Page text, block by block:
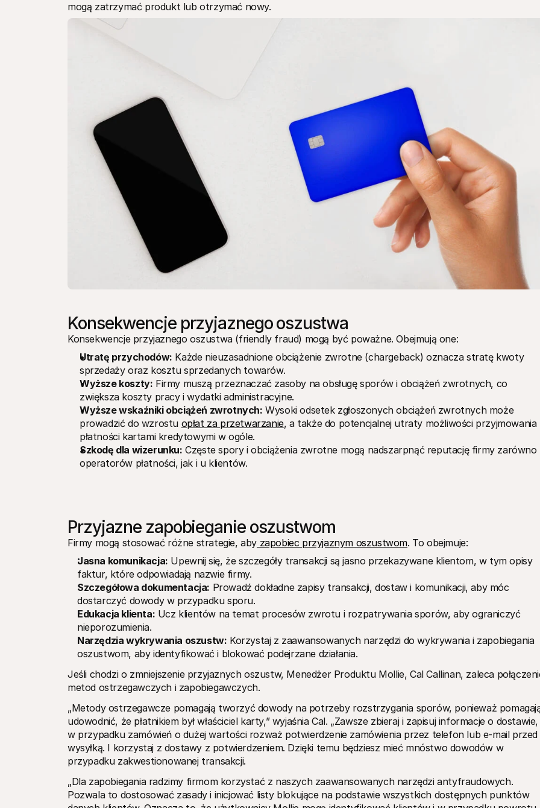
mogą zatrzymać produkt lub otrzymać nowy.
Konsekwencje przyjaznego oszustwa
Konsekwencje przyjaznego oszustwa (friendly fraud) mogą być poważne. Obejmują one:
Utratę przychodów: Każde nieuzasadnione obciążenie zwrotne (chargeback) oznacza stratę kwoty
sprzedaży oraz kosztu sprzedanych towarów.
Wyższe koszty: Firmy muszą przeznaczać zasoby na obsługę sporów i obciążeń zwrotnych, co
zwiększa koszty pracy i wydatki administracyjne.
Wyższe wskaźniki obciążeń zwrotnych: Wysoki odsetek zgłoszonych obciążeń zwrotnych może
prowadzić do wzrostu opłat za przetwarzanie, a także do potencjalnej utraty możliwości przyjmowania
płatności kartami kredytowymi w ogóle.
Szkodę dla wizerunku: Częste spory i obciążenia zwrotne mogą nadszarpnąć reputację firmy zarówno
operatorów płatności, jak i u klientów.
Przyjazne zapobieganie oszustwom
Firmy mogą stosować różne strategie, aby zapobiec przyjaznym oszustwom. To obejmuje:
Jasna komunikacja: Upewnij się, że szczegóły transakcji są jasno przekazywane klientom, w tym opisy
faktur, które odpowiadają nazwie firmy.
Szczegółowa dokumentacja: Prowadź dokładne zapisy transakcji, dostaw i komunikacji, aby móc
dostarczyć dowody w przypadku sporu.
Edukacja klienta: Ucz klientów na temat procesów zwrotu i rozpatrywania sporów, aby ograniczyć
nieporozumienia.
Narzędzia wykrywania oszustw: Korzystaj z zaawansowanych narzędzi do wykrywania i zapobiegania
oszustwom, aby identyfikować i blokować podejrzane działania.
Jeśli chodzi o zmniejszenie przyjaznych oszustw, Menedżer Produktu Mollie, Cal Callinan, zaleca
metod ostrzegawczych i zapobiegawczych.
„Metody ostrzegawcze pomagają tworzyć dowody na potrzeby rozstrzygania sporów, ponieważ
udowodnić, że płatnikiem był właściciel karty,” wyjaśnia Cal. „Zawsze zbieraj i zapisuj informacje o
w przypadku zamówień o dużej wartości rozważ potwierdzenie zamówienia przez telefon lub e-mail przed
wysyłką. I korzystaj z dostawy z potwierdzeniem. Dzięki temu będziesz mieć mnóstwo dowodów w
przypadku zakwestionowanej transakcji.
„Dla zapobiegania radzimy firmom korzystać z naszych zaawansowanych narzędzi antyfraudowych.
Pozwala to dostosować zasady i inicjować listy blokujące na podstawie wszystkich dostępnych punktów